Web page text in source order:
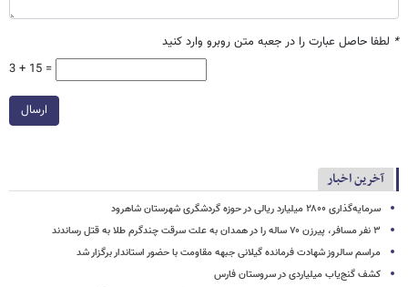
* لطفا حاصل عبارت را در جعبه متن روبرو وارد کنید
3 + 15 =
ارسال
آخرین اخبار
سرمایه‌گذاری ۲۸۰۰ میلیارد ریالی در حوزه گردشگری شهرستان شاهرود
۳ نفر مسافر، پیرزن ۷۰ ساله را در همدان به علت سرقت چندگرم طلا به قتل رساندند
مراسم سالروز شهادت فرمانده گیلانی جبهه مقاومت با حضور استاندار برگزار شد
کشف گنج‌یاب میلیاردی در سروستان فارس